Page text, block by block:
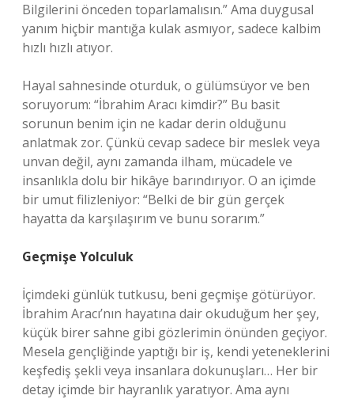
Bilgilerini önceden toparlamalısın.” Ama duygusal
yanım hiçbir mantığa kulak asmıyor, sadece kalbim
hızlı hızlı atıyor.
Hayal sahnesinde oturduk, o gülümsüyor ve ben
soruyorum: “İbrahim Aracı kimdir?” Bu basit
sorunun benim için ne kadar derin olduğunu
anlatmak zor. Çünkü cevap sadece bir meslek veya
unvan değil, aynı zamanda ilham, mücadele ve
insanlıkla dolu bir hikâye barındırıyor. O an içimde
bir umut filizleniyor: “Belki de bir gün gerçek
hayatta da karşılaşırım ve bunu sorarım.”
Geçmişe Yolculuk
İçimdeki günlük tutkusu, beni geçmişe götürüyor.
İbrahim Aracı’nın hayatına dair okuduğum her şey,
küçük birer sahne gibi gözlerimin önünden geçiyor.
Mesela gençliğinde yaptığı bir iş, kendi yeteneklerini
keşfediş şekli veya insanlara dokunuşları… Her bir
detay içimde bir hayranlık yaratıyor. Ama aynı